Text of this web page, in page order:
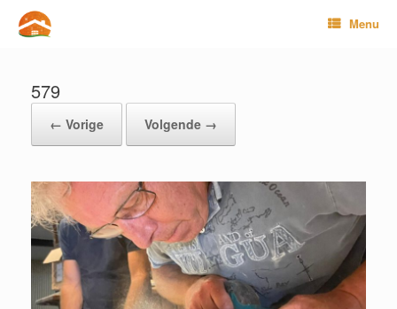
naar
Menu
579
← Vorige Volgende →